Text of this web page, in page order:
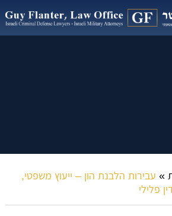
» עבירות הלבנת הון – ייעוץ משפטי,
פלילי